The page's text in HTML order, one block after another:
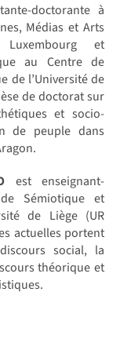
doctorante à
Médias et Arts
et
au Centre de
de l’Université de
de doctorat sur
et socio-
de peuple dans
est enseignant-
Sémiotique et
de Liège (UR
actuelles portent
social, la
théorique et